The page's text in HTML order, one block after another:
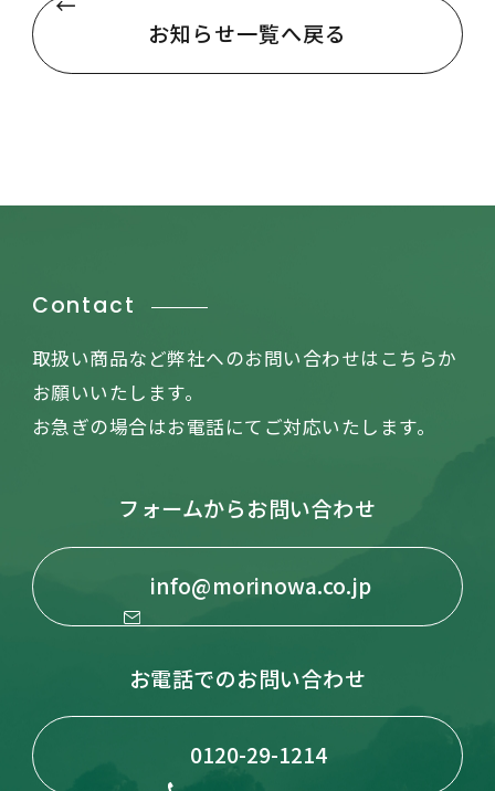
お知らせ一覧へ戻る
Contact
取扱い商品など弊社へのお問い合わせはこちらか
お願いいたします。
お急ぎの場合はお電話にてご対応いたします。
フォームからお問い合わせ
info@morinowa.co.jp
お電話でのお問い合わせ
0120-29-1214